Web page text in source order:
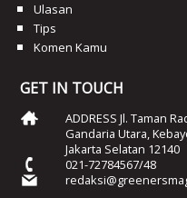
Ulasan
Tips
Komen Kamu
GET IN TOUCH
ADDRESS Jl. Taman
Gandaria Utara,
Jakarta Selatan 12140
021-72784567/48